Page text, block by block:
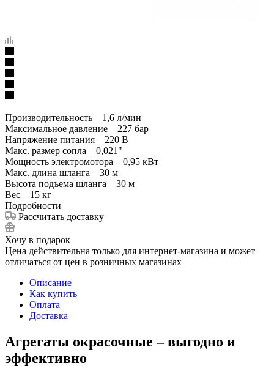
Производительность 1,6 л/мин
Максимальное давление 227 бар
Напряжение питания 220 В
Макс. размер сопла 0,021"
Мощность электромотора 0,95 кВт
Макс. длина шланга 30 м
Высота подъема шланга 30 м
Вес 15 кг
Подробности
Рассчитать доставку
Хочу в подарок
Цена действительна только для интернет-магазина и может
отличаться от цен в розничных магазинах
Описание
Как купить
Оплата
Доставка
Агрегаты окрасочные – выгодно и
эффективно